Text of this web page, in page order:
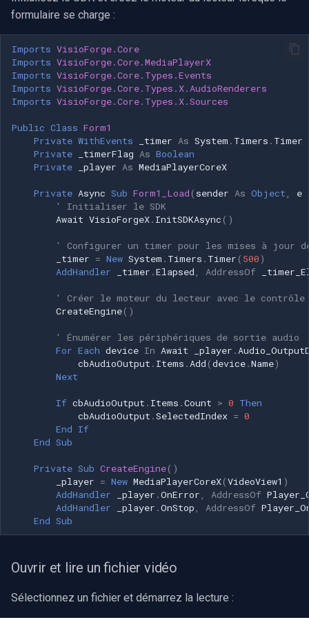
AWS
Spécifique à Windows
Spécifique à Linux
Spécifique à Apple
Voir aussi
INSTAR
Zmodo
Arecont Vision
Toshiba
Speco Technologies
EverFocus
AVTech
formulaire se charge :
Imports VisioForge.Core
Imports VisioForge.Core.MediaPlayerX
Imports VisioForge.Core.Types.Events
Imports VisioForge.Core.Types.X.AudioRenderers
Imports VisioForge.Core.Types.X.Sources
Public Class Form1
Private WithEvents _timer As System . Timers . Timer
Private
_timerFlag As Boolean
Private
_player As MediaPlayerCoreX
Private Async Sub Form1_Load ( sender As Object e
' Initialiser le SDK
Await VisioForgeX. InitSDKAsync ()
' Configurer un timer pour les mises à jour
_timer = New System . Timers . Timer ( 500)
AddHandler
_timer .Elapsed AddressOf
' Créer le moteur du lecteur avec le contrôle
CreateEngine()
' Énumérer les périphériques de sortie audio
For Each device In Await _player .
cbAudioOutput . Items . Add (device.Name)
Next
If cbAudioOutput . Items .Count > 0 Then
cbAudioOutput .SelectedIndex = 0
End If
End Sub
Private Sub CreateEngine()
_player = New MediaPlayerCoreX(VideoView1 )
AddHandler
_player .OnError AddressOf
AddHandler
_player .OnStop AddressOf
End Sub
Ouvrir et lire un fichier vidéo
Sélectionnez un fichier et démarrez la lecture :